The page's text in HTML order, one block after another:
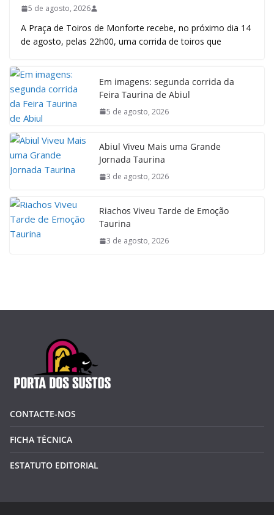
5 de agosto, 2026
A Praça de Toiros de Monforte recebe, no próximo dia 14
de agosto, pelas 22h00, uma corrida de toiros que
Em imagens: segunda corrida da
Feira Taurina de Abiul
5 de agosto, 2026
Abiul Viveu Mais uma Grande
Jornada Taurina
3 de agosto, 2026
Riachos Viveu Tarde de Emoção
Taurina
3 de agosto, 2026
CONTACTE-NOS
FICHA TÉCNICA
ESTATUTO EDITORIAL